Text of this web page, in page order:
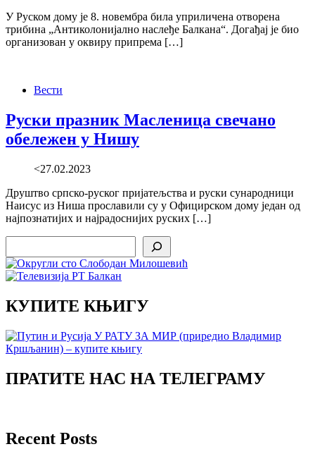
У Руском дому је 8. новембрa била уприличена отворена
трибина „Антиколонијално наслеђе Балкана“. Догађај је био
организован у оквиру припрема […]
Вести
Руски празник Масленица свечано
обележен у Нишу
<27.02.2023
Друштво српско-руског пријатељства и руски сународници
Наисус из Ниша прославили су у Официрском дому један од
најпознатијих и најрадоснијих руских […]
КУПИТЕ КЊИГУ
ПРАТИТЕ НАС НА ТЕЛЕГРАМУ
Recent Posts